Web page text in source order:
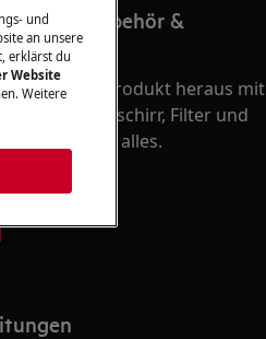
Zubehör &
Produkt
aus Ihrem Produkt heraus mit
- Kochgeschirr, Filter und
- wir haben alles.
und
an unsere
erklärst du
Website
Weitere